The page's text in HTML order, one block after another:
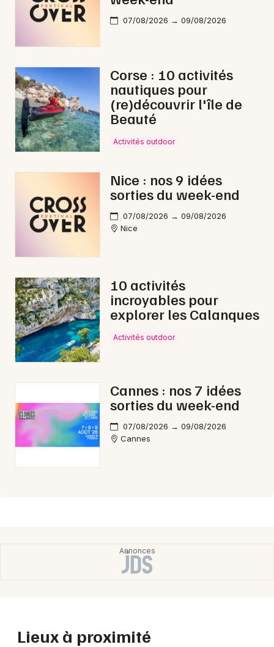
07/08/2026 → 09/08/2026
Corse : 10 activités
nautiques pour
(re)découvrir l'île de
Beauté
Activités outdoor
Nice : nos 9 idées
sorties du week-end
07/08/2026 → 09/08/2026
Nice
10 activités
incroyables pour
explorer les Calanques
Activités outdoor
Cannes : nos 7 idées
sorties du week-end
07/08/2026 → 09/08/2026
Cannes
Lieux à proximité